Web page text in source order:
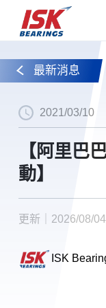
最新消息
2021/03/10
【阿里巴
動】
更新｜2026/08/04
ISK